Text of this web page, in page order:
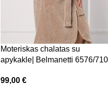
Moteriskas chalatas su
apykakle| Belmanetti 6576/710
99,00 €